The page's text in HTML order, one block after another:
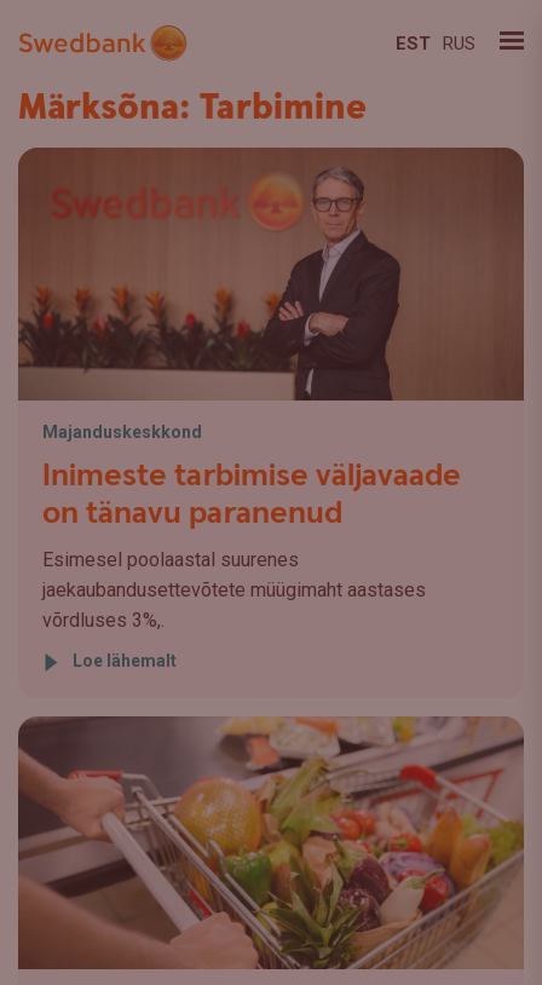
EST RUS
Märksõna: Tarbimine
Majanduskeskkond
Inimeste tarbimise väljavaade
on tänavu paranenud
Esimesel poolaastal suurenes
jaekaubandusettevõtete müügimaht aastases
võrdluses 3%,.
Loe lähemalt